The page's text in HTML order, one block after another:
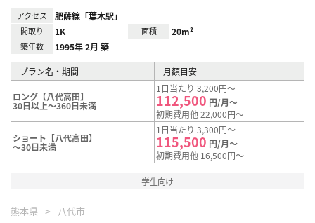
アクセス 肥薩線「葉木駅」
間取り 1K 面積 20m²
築年数 1995年 2月 築
プラン名・期間 月額目安
ロング【八代高田】
30日以上～360日未満
1日当たり 3,200円～
112,500 円/月～
初期費用他 22,000円～
ショート【八代高田】
～30日未満
1日当たり 3,300円～
115,500 円/月～
初期費用他 16,500円～
学生向け
熊本県 八代市